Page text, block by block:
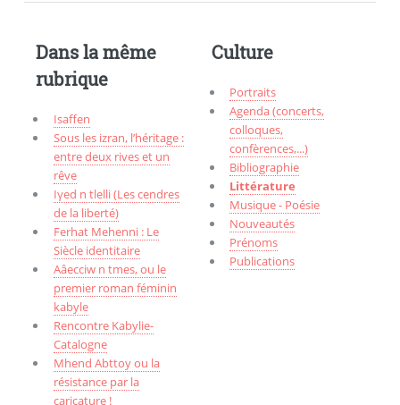
Dans la même
rubrique
Isaffen
Sous les izran, l’héritage :
entre deux rives et un
rêve
Iγed n tlelli (Les cendres
de la liberté)
Ferhat Mehenni : Le
Siècle identitaire
Aâecciw n tmes, ou le
premier roman féminin
kabyle
Rencontre Kabylie-
Catalogne
Mhend Abttoy ou la
résistance par la
caricature !
Culture
Portraits
Agenda (concerts,
colloques,
confèrences,...)
Bibliographie
Littérature
Musique - Poésie
Nouveautés
Prénoms
Publications